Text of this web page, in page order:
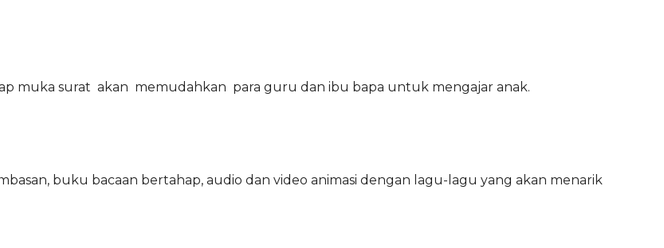
muka surat akan memudahkan para guru dan ibu bapa untuk mengajar anak.
buku bacaan bertahap, audio dan video animasi dengan lagu-lagu yang akan menarik